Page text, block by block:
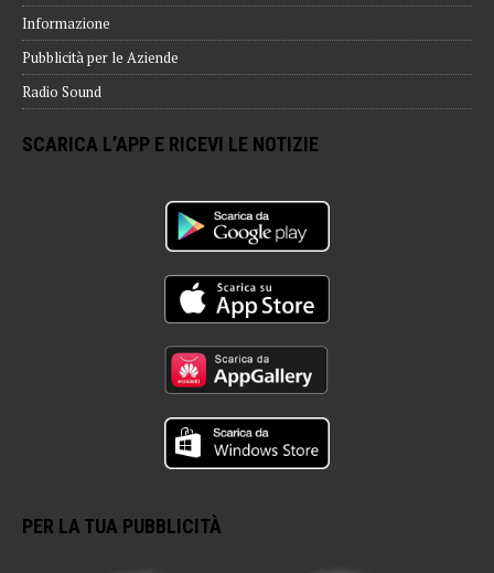
Informazione
Pubblicità per le Aziende
Radio Sound
SCARICA L’APP E RICEVI LE NOTIZIE
PER LA TUA PUBBLICITÀ